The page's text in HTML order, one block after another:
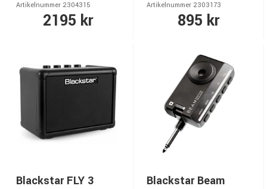
Artikelnummer 2304315
2195 kr
Artikelnummer 2303173
895 kr
Blackstar FLY 3
Blackstar Beam